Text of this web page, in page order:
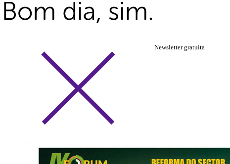
Newsletter gratuita